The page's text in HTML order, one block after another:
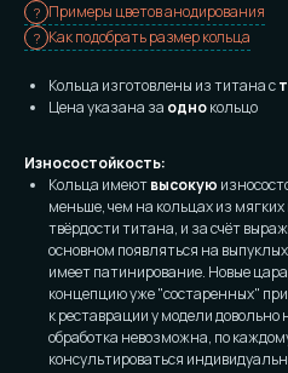
Примеры цветов анодирования
Как подобрать размер кольца
Кольца изготовлены из титана с
Цена указана за однокольцо
Износостойкость:
Кольца имеютвысокую
меньше, чем на кольцах из
твёрдости титана, и за счёт
основном появляться на
имеет патинирование. Новые
концепцию уже "состаренных"
к реставрации у модели
обработка невозможна, по
консультироваться